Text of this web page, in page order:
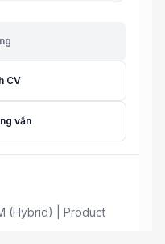
CV
vấn
(Hybrid) | Product